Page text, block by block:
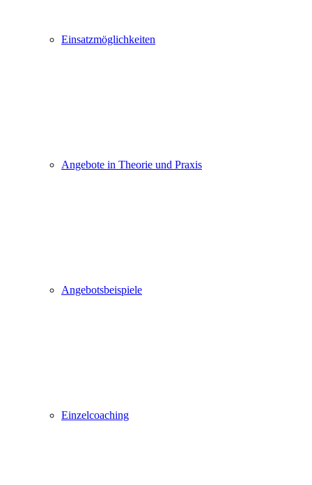
Einsatzmöglichkeiten
Angebote in Theorie und Praxis
Angebotsbeispiele
Einzelcoaching